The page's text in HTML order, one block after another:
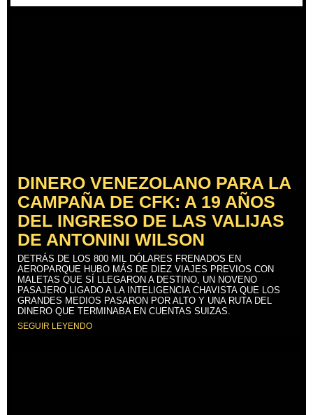
DINERO VENEZOLANO PARA LA
CAMPAÑA DE CFK: A 19 AÑOS
DEL INGRESO DE LAS VALIJAS
DE ANTONINI WILSON
DETRÁS DE LOS 800 MIL DÓLARES FRENADOS EN
AEROPARQUE HUBO MÁS DE DIEZ VIAJES PREVIOS CON
MALETAS QUE SÍ LLEGARON A DESTINO, UN NOVENO
PASAJERO LIGADO A LA INTELIGENCIA CHAVISTA QUE LOS
GRANDES MEDIOS PASARON POR ALTO Y UNA RUTA DEL
DINERO QUE TERMINABA EN CUENTAS SUIZAS.
SEGUIR LEYENDO